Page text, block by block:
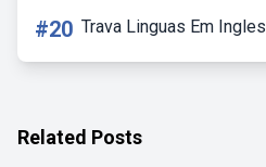
#20 Trava Linguas Em Ingles
Related Posts